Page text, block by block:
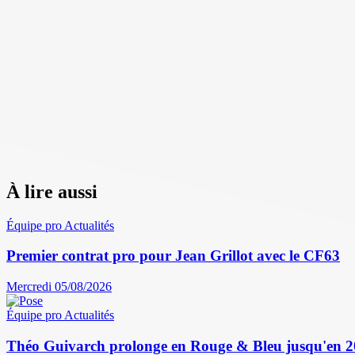
À lire aussi
Équipe pro Actualités
Premier contrat pro pour Jean Grillot avec le CF63
Mercredi 05/08/2026
Équipe pro Actualités
Théo Guivarch prolonge en Rouge & Bleu jusqu'en